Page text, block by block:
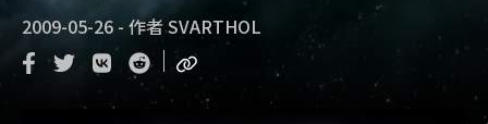
2009-05-26 - 作者SVARTHOL